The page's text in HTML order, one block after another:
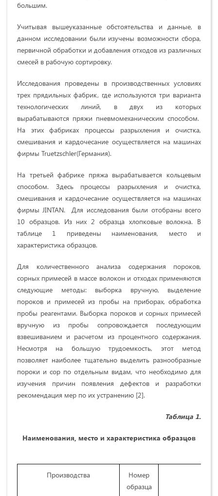
большим.
Учитывая вышеуказанные обстоятельства и данные, в
данном исследовании были изучены возможности сбора,
первичной обработки и добавления отходов из различных
смесей в рабочую сортировку.
Исследования проведены в производственных условиях
трех прядильных фабрик, где используются три варианта
технологических линий, в двух из которых
вырабатываются пряжи пневмомеханическим способом.
На этих фабриках процессы разрыхления и очистка,
смешивания и кардочесание осуществляется на машинах
фирмы Truetzschler(Германия).
На третьей фабрике пряжа вырабатывается кольцевым
способом. Здесь процессы разрыхления и очистка,
смешивания и кардочесание осуществляется на машинах
фирмы JINTAN. Для исследования были отобраны всего
10 образцов. Из них 2 образца хлопковые волокна. В
таблице 1 приведены наименования, место и
характеристика образцов.
Для количественного анализа содержания пороков,
сорных примесей в массе волокон и отходах применяются
следующие методы: выборка вручную, выделение
пороков и примесей из пробы на приборах, обработка
пробы реагентами. Выборка пороков и сорных примесей
вручную из пробы сопровождается последующим
взвешиванием и расчетом из процентного содержания.
Несмотря на большую трудоемкость, этот метод
позволяет наиболее тщательно выделить разнообразные
пороки и сор по отдельным видам, что необходимо для
изучения причин появления дефектов и разработки
рекомендация мер по их устранению [2].
Таблица 1.
Наименования, место и характеристика образцов
Производства
Номер
образца